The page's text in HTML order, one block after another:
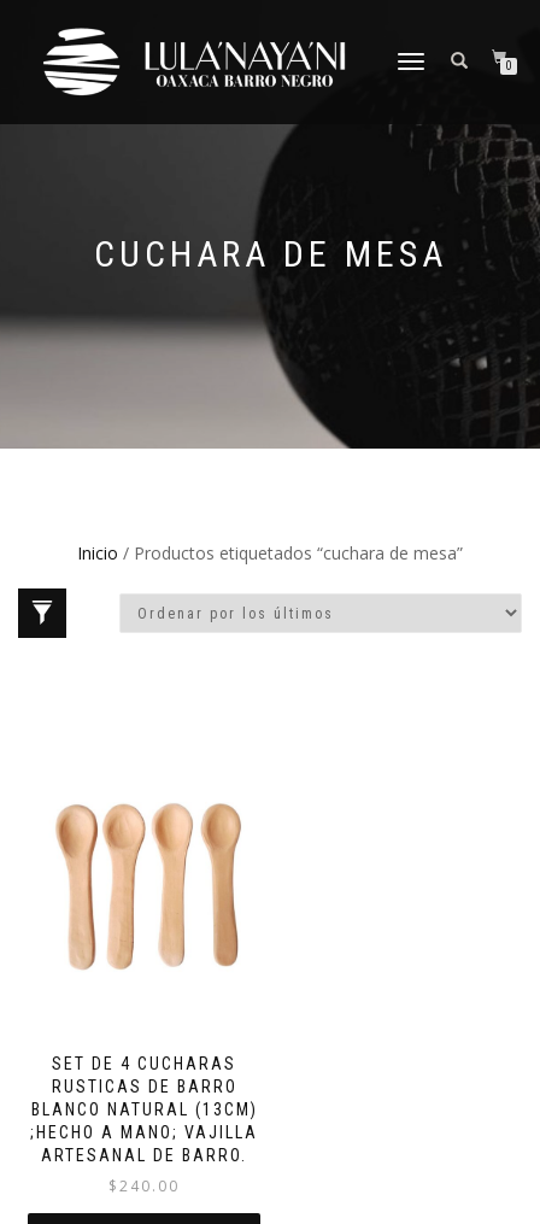
CAMBIAR
0
CUCHARA DE MESA
Inicio / Productos etiquetados “cuchara de mesa”
SET DE 4 CUCHARAS
RUSTICAS DE BARRO
BLANCO NATURAL (13CM)
;HECHO A MANO; VAJILLA
ARTESANAL DE BARRO.
$240.00